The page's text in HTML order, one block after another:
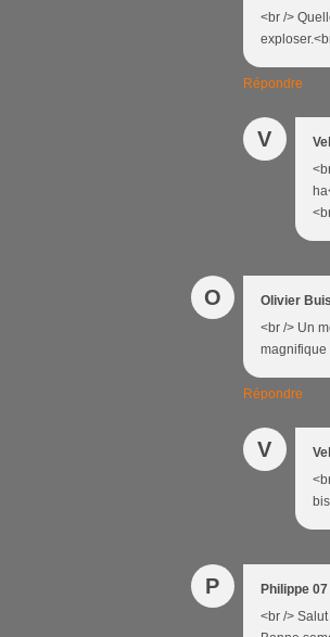
<br />
Répondre
V
O
Olivier
<br /> Un
magnifique
Répondre
V
P
Philippe 07
<br />